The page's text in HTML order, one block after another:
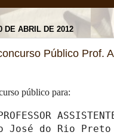
DE ABRIL DE 2012
Público Prof.
público para:
José do Rio Preto